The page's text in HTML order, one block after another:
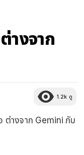
างจาก
1.2k ดู
ต่างจาก Gemini กับ